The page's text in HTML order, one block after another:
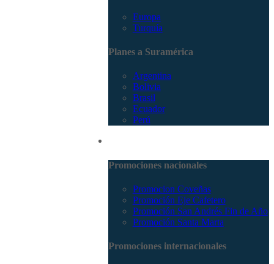
Europa
Turquía
Planes a Suramérica
Argentina
Bolivia
Brasil
Ecuador
Perú
Promociones nacionales
Promocion Coveñas
Promoción Eje Cafetero
Promoción San Andrés Fin de Año
Promoción Santa Marta
Promociones internacionales